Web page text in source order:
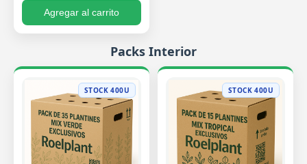
Agregar al carrito
Packs Interior
STOCK 400U STOCK 400U